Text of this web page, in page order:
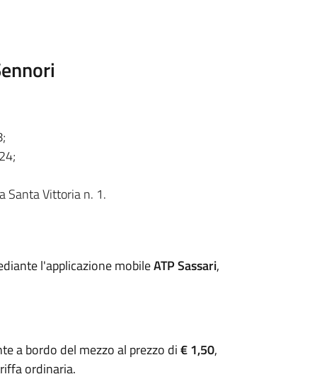
Santa Vittoria n. 1.
l'applicazione mobileATP Sassari,
a bordo del mezzo al prezzo di€ 1,50,
ordinaria.